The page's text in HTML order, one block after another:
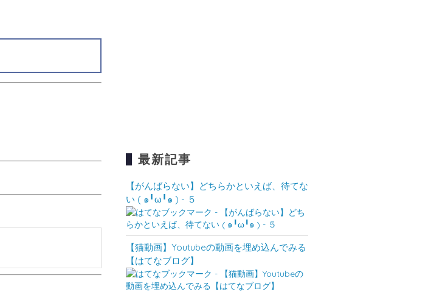
最新記事
【がんばらない】どちらかといえば、待てな
い ( ๑╹ω╹๑ ) - ５
【猫動画】Youtubeの動画を埋め込んでみる
【はてなブログ】